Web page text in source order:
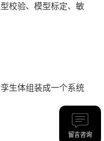
校验、模型标定、敏
生体组装成一个系统
留言咨询